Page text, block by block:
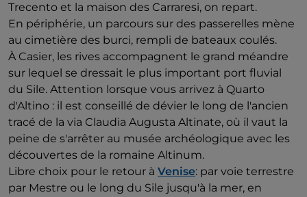
Trecento et la maison des Carraresi, on repart.
En périphérie, un parcours sur des passerelles mène
au cimetière des burci, rempli de bateaux coulés.
À Casier, les rives accompagnent le grand méandre
sur lequel se dressait le plus important port fluvial
du Sile. Attention lorsque vous arrivez à Quarto
d'Altino : il est conseillé de dévier le long de l'ancien
tracé de la via Claudia Augusta Altinate, où il vaut la
peine de s'arrêter au musée archéologique avec les
découvertes de la romaine Altinum.
Libre choix pour le retour à Venise: par voie terrestre
par Mestre ou le long du Sile jusqu'à la mer, en